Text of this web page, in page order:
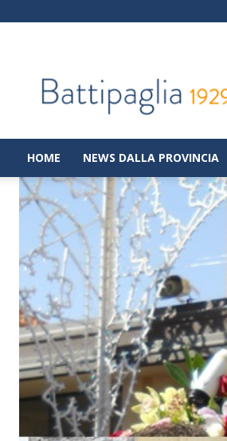
|
Notizie
dalla
città
di
HOME NEWS DALLA PROVINCIA